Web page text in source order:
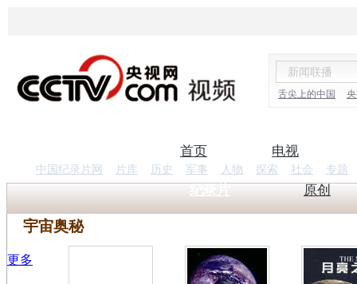
舌尖上的中国
首页 电视
纪录片
中国纪录片网 片库 历史 军事 人物 探索 社会 专题
原创
宇宙奥秘
更多